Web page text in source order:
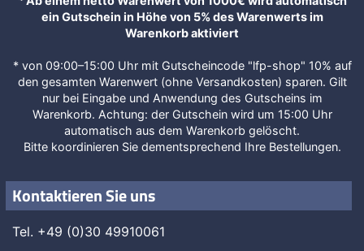
ein Gutschein in Höhe von 5% des Warenwerts im
Warenkorb aktiviert
* von 09:00–15:00 Uhr mit Gutscheincode "lfp-shop" 10% auf
den gesamten Warenwert (ohne Versandkosten) sparen. Gilt
nur bei Eingabe und Anwendung des Gutscheins im
Warenkorb. Achtung: der Gutschein wird um 15:00 Uhr
automatisch aus dem Warenkorb gelöscht.
Bitte koordinieren Sie dementsprechend Ihre Bestellungen.
Kontaktieren Sie uns
Tel. +49 (0)30 49910061